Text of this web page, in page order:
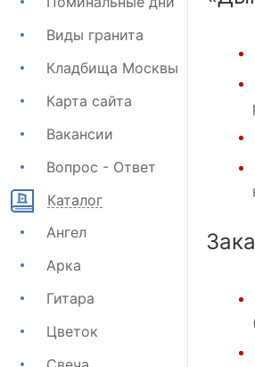
Виды гранита
Кладбища Москвы
Карта сайта
Вакансии
Вопрос - Ответ
Каталог
Ангел
Арка
Гитара
Цветок